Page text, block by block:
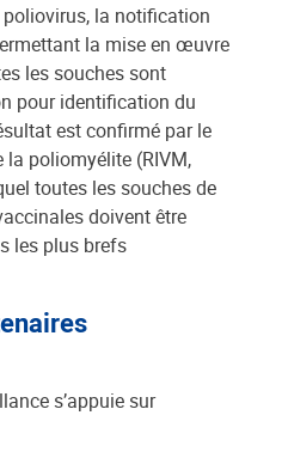
poliovirus, la notification
la mise en œuvre
les souches sont
pour identification du
est confirmé par le
la poliomyélite (RIVM,
toutes les souches de
doivent être
les plus brefs
s’appuie sur